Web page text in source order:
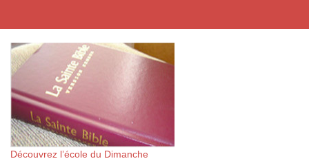
Découvrez l’école du Dimanche